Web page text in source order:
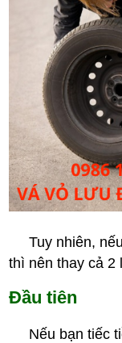
Tuy nhiên, nếu
thì nên thay cả 2
Đầu tiên
Nếu bạn tiếc